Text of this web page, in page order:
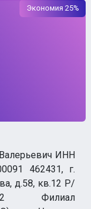
Экономия 25%
ИНН
462431, г.
д.58, кв.12 Р/
Филиал